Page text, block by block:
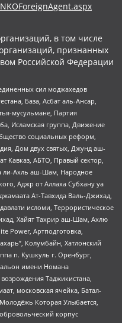
в том числе
признанных
Российской Федерации
сил моджахедов
База, Асбат аль-Ансар,
мусульмане, Партия
Исламская группа, Движение
социальных реформ,
Дом двух святых, Джунд аш-
Кавказ, АБТО, Правый сектор,
ли-Ахль аш-Шам, Народное
Аджр от Аллаха Субхану уа
Ат-Тавхида Валь-Джихад,
исломи, Террористическое
Хайят Тахрир аш-Шам, Ахлю
Power, Артподготовка,
Колумбайн, Хатлонский
п. Кушкуль г. Оренбург,
имени Номана
Таджикистана,
московская ячейка, Батал-
Которая Улыбается,
корпус